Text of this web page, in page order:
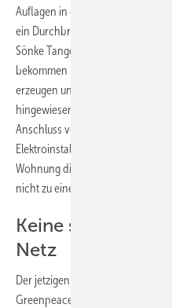
Auflagen in die Steckdose
ein Durchbruch für die städtische
Sönke Tangermann, Vorstand bei
bekommen Millionen von Mietern
erzeugen und selbst zu
hingewiesen, dass derzeit
Anschluss von Steckermodulen
Elektroinstallateur vorher messen
Wohnung die notwendigen
nicht zu einem Kabelbrand kommt.
Keine störende
Netz
Der jetzigen Erlaubnis ging ein
Greenpeace Energy